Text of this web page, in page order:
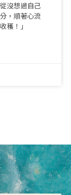
沒想過自己
，順著心流
穫！」